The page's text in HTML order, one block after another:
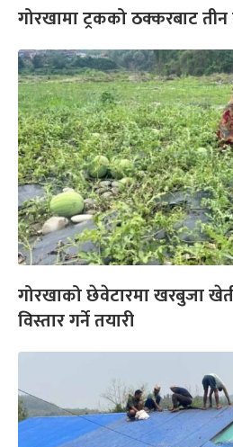
गोरखामा ट्रकको ठक्करबाट
गोरखाको छेवेटारमा खरबुजा
विस्तार गर्ने तयारी